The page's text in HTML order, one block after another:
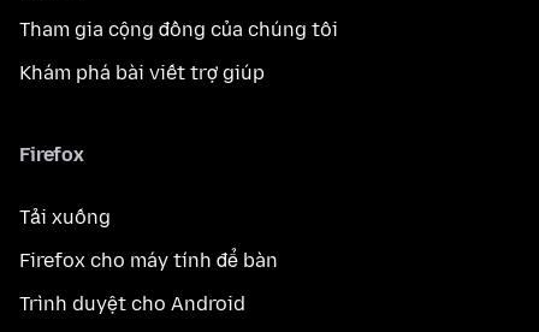
Tham gia cộng đồng của chúng tôi
Khám phá bài viết trợ giúp
Firefox
Tải xuống
Firefox cho máy tính để bàn
Trình duyệt cho Android